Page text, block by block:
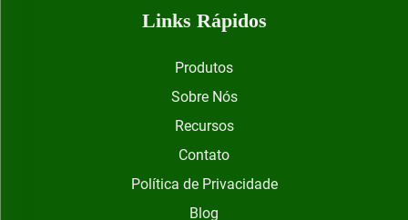
Links Rápidos
Produtos
Sobre Nós
Recursos
Contato
Política de Privacidade
Blog